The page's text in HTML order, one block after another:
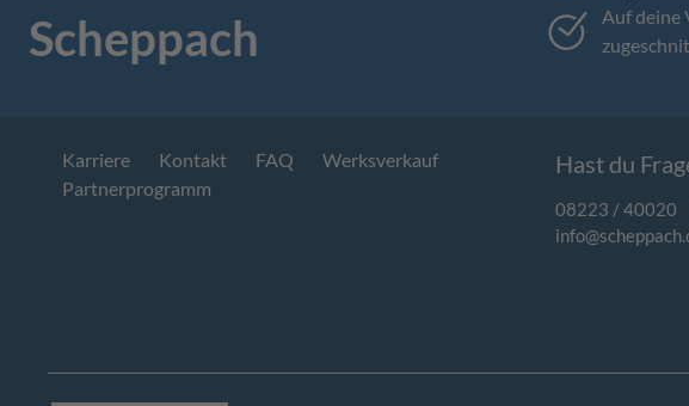
Scheppach
Auf deine
Karriere Kontakt FAQ
Werksverkauf
Partnerprogramm
Hast du
08223 / 40020